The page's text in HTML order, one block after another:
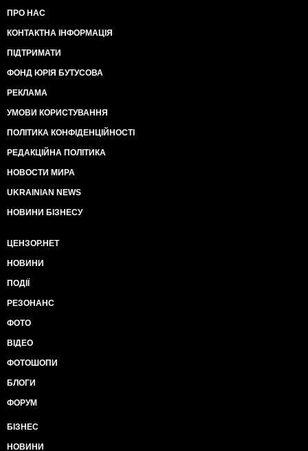
ПРО НАС
КОНТАКТНА ІНФОРМАЦІЯ
ПІДТРИМАТИ
ФОНД ЮРІЯ БУТУСОВА
РЕКЛАМА
УМОВИ КОРИСТУВАННЯ
ПОЛІТИКА КОНФІДЕНЦІЙНОСТІ
РЕДАКЦІЙНА ПОЛІТИКА
НОВОСТИ МИРА
UKRAINIAN NEWS
НОВИНИ БІЗНЕСУ
ЦЕНЗОР.НЕТ
НОВИНИ
ПОДІЇ
РЕЗОНАНС
ФОТО
ВІДЕО
ФОТОШОПИ
БЛОГИ
ФОРУМ
БІЗНЕС
НОВИНИ